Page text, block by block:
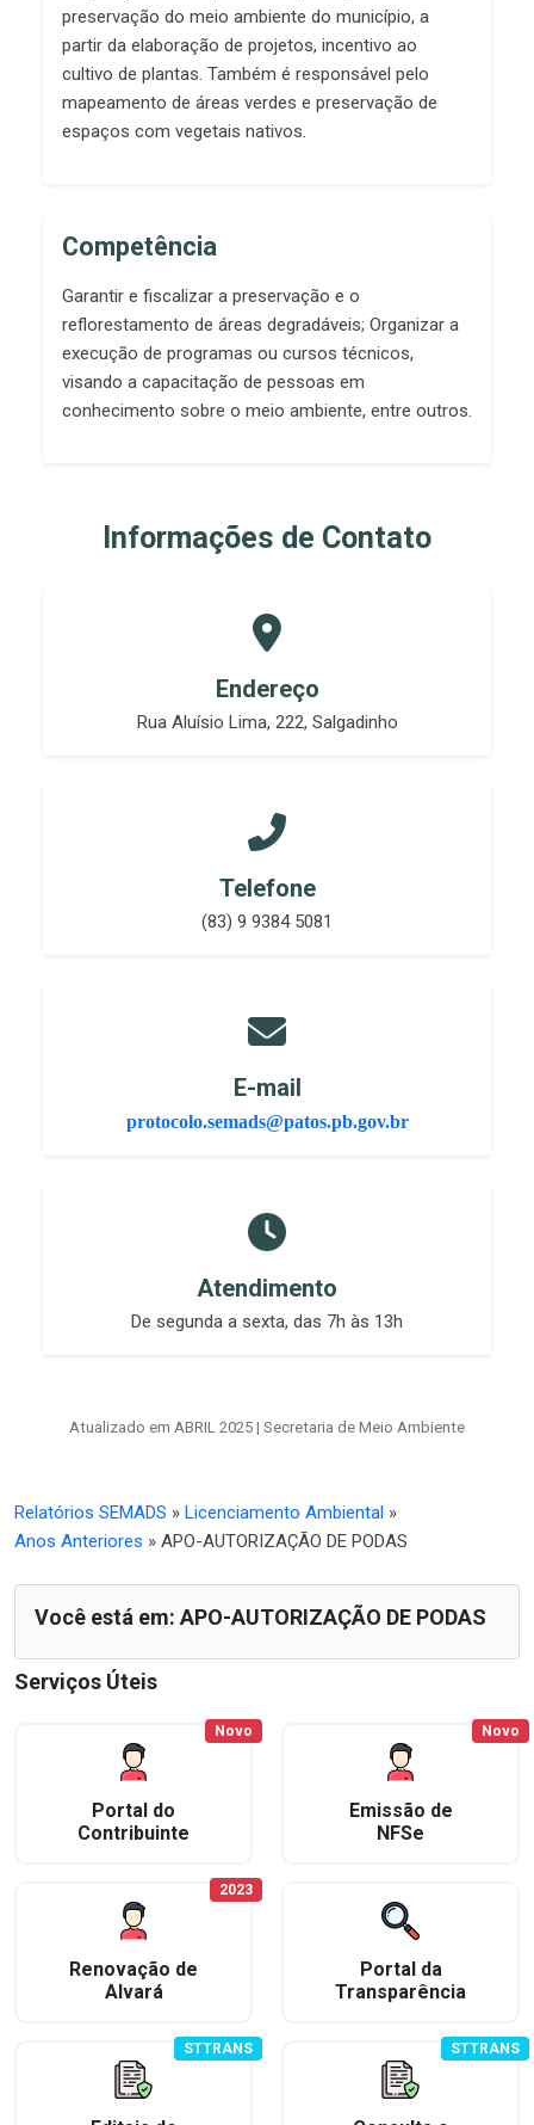
preservação do meio ambiente do município, a
partir da elaboração de projetos, incentivo ao
cultivo de plantas. Também é responsável pelo
mapeamento de áreas verdes e preservação de
espaços com vegetais nativos.
Competência
Garantir e fiscalizar a preservação e o
reflorestamento de áreas degradáveis; Organizar a
execução de programas ou cursos técnicos,
visando a capacitação de pessoas em
conhecimento sobre o meio ambiente, entre outros.
Informações de Contato
Endereço
Rua Aluísio Lima, 222, Salgadinho
Telefone
(83) 9 9384 5081
E-mail
protocolo.semads@patos.pb.gov.br
Atendimento
De segunda a sexta, das 7h às 13h
Atualizado em ABRIL 2025 | Secretaria de Meio Ambiente
Relatórios SEMADS » Licenciamento Ambiental »
Anos Anteriores » APO-AUTORIZAÇÃO DE PODAS
Você está em: APO-AUTORIZAÇÃO DE PODAS
Serviços Úteis
Portal do
Contribuinte
Novo
Emissão de
NFSe
Novo
Renovação de
Alvará
2023
Portal da
Transparência
STTRANS STTRANS